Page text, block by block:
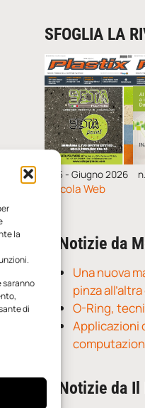
la
saranno
di
SFOGLIA LA
n.5 - Giugno 2026
Edicola Web
Notizie da
Una nuova
pinza
O-Ring,
Applicazioni
Notizie da